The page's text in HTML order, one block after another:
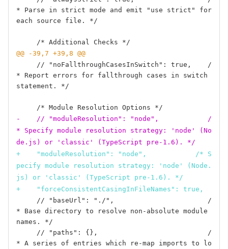
* Parse in strict mode and emit "use strict" for
each source file. */
@@ -39,7 +39,8 @@
* Report errors for fallthrough cases in switch
statement. */
-    // "moduleResolution": "node",            /
* Specify module resolution strategy: 'node' (No
de.js) or 'classic' (TypeScript pre-1.6). */
+    "moduleResolution": "node",            /* S
pecify module resolution strategy: 'node' (Node.
js) or 'classic' (TypeScript pre-1.6). */
+    "forceConsistentCasingInFileNames": true,
* Base directory to resolve non-absolute module
names. */
* A series of entries which re-map imports to lo